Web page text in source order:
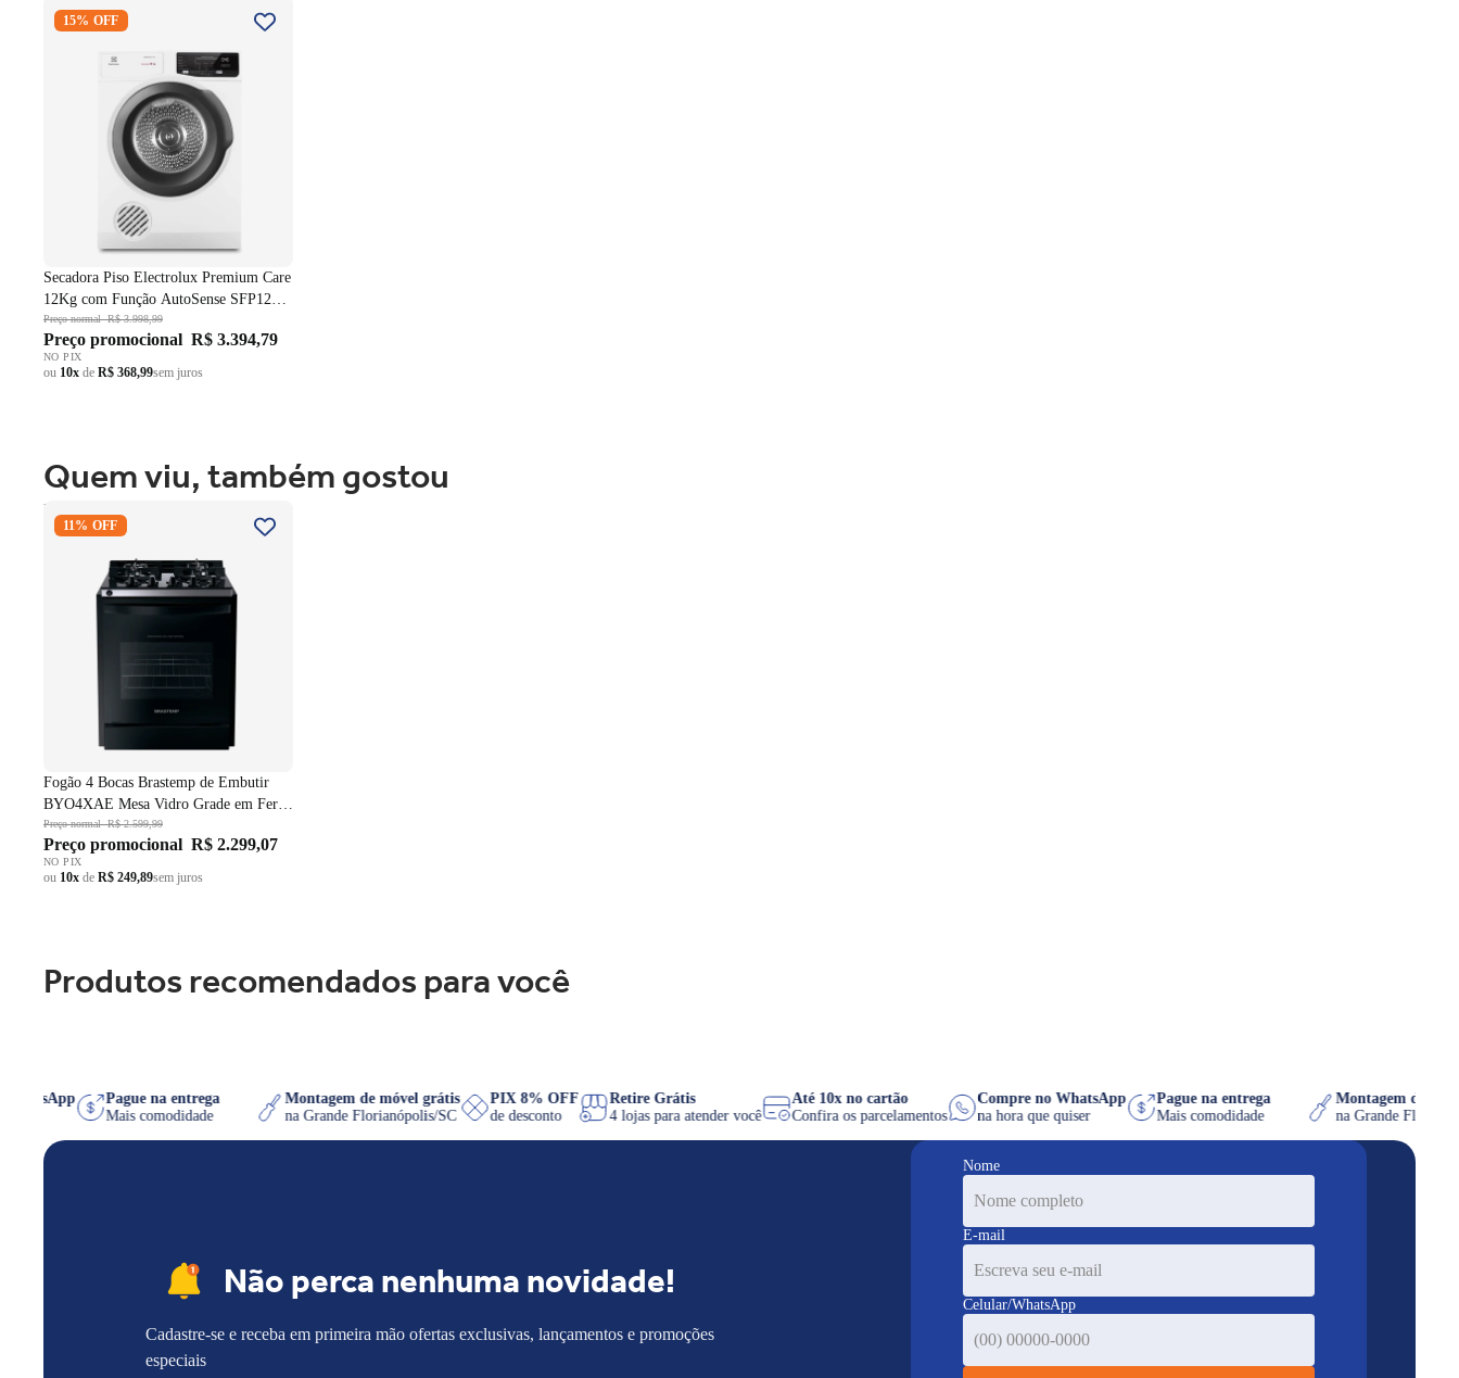
Care 12Kg com Função AutoSense
15% OFF
Secadora Piso Electrolux Premium Care
12Kg com Função AutoSense SFP12
Branco 220V
Preço normalR$ 3.998,99
Preço promocional R$ 3.394,79
NO PIX
ou 10x de R$ 368,99sem juros
Quem viu, também gostou
Fogão 4 Bocas Brastemp de
Embutir BYO4XAE Mesa Vidro
Chama Preto Bivolt
11% OFF
Fogão 4 Bocas Brastemp de Embutir
BYO4XAE Mesa Vidro Grade em Ferro
Fundido Dupla Chama Preto Bivolt
Preço normalR$ 2.599,99
Preço promocional R$ 2.299,07
NO PIX
ou 10x de R$ 249,89sem juros
Produtos recomendados para você
no WhatsApp
Pague na entrega
Mais comodidade
Montagem de móvel grátis
na Grande Florianópolis/SC
PIX 8% OFF
de desconto
Retire Grátis
4 lojas para atender você
Até 10x no cartão
Confira os parcelamentos
Compre no WhatsApp
na hora que quiser
Pague na entrega
Mais comodidade
Montagem
na Grande
Não perca nenhuma novidade!
Cadastre-se e receba em primeira mão ofertas exclusivas, lançamentos e promoções
especiais
Nome
E-mail
Celular/WhatsApp